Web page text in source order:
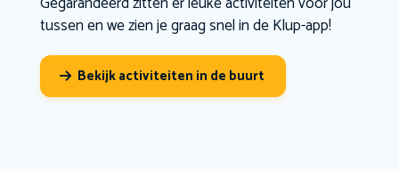
tussen en we zien je graag snel in de Klup-app!
Bekijk activiteiten in de buurt